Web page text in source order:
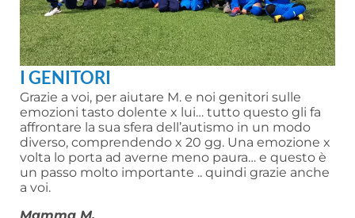
I GENITORI
Grazie a voi, per aiutare M. e noi genitori sulle
emozioni tasto dolente x lui… tutto questo gli fa
affrontare la sua sfera dell’autismo in un modo
diverso, comprendendo x 20 gg. Una emozione x
volta lo porta ad averne meno paura… e questo è
un passo molto importante .. quindi grazie anche
a voi.